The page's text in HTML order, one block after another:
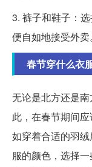
3. 裤子和鞋子：
便自如地接受外卖。
春节穿什么衣
无论是北方还是
此，在春节期间应
如穿着合适的羽
服的颜色，选择